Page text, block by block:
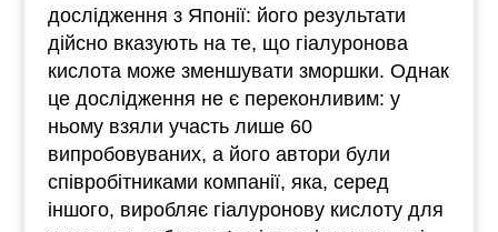
дослідження з Японії: його результати
дійсно вказують на те, що гіалуронова
кислота може зменшувати зморшки. Однак
це дослідження не є переконливим: у
ньому взяли участь лише 60
випробовуваних, а його автори були
співробітниками компанії, яка, серед
іншого, виробляє гіалуронову кислоту для